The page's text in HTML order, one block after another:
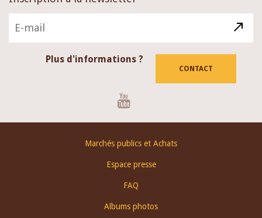
Plus d'informations ?
CONTACT
Marchés publics et Achats
Espace presse
FAQ
Albums photos